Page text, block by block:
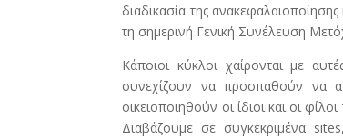
διαδικασία της
τη σημερινή Γενική Συνέλευση
Κάποιοι κύκλοι χαίρονται με
συνεχίζουν να προσπαθούν να
οικειοποιηθούν οι ίδιοι και οι
Διαβάζουμε σε συγκεκριμένα